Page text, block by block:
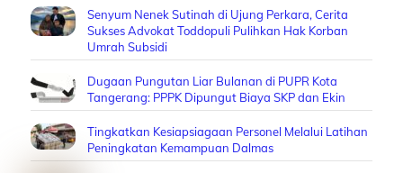
Senyum Nenek Sutinah di Ujung Perkara, Cerita
Sukses Advokat Toddopuli Pulihkan Hak Korban
Umrah Subsidi
Dugaan Pungutan Liar Bulanan di PUPR Kota
Tangerang: PPPK Dipungut Biaya SKP dan Ekin
Tingkatkan Kesiapsiagaan Personel Melalui Latihan
Peningkatan Kemampuan Dalmas